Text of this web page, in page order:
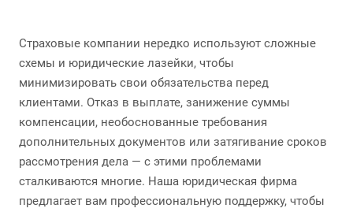
Страховые компании нередко используют сложные
схемы и юридические лазейки, чтобы
минимизировать свои обязательства перед
клиентами. Отказ в выплате, занижение суммы
компенсации, необоснованные требования
дополнительных документов или затягивание сроков
рассмотрения дела — с этими проблемами
сталкиваются многие. Наша юридическая фирма
предлагает вам профессиональную поддержку, чтобы